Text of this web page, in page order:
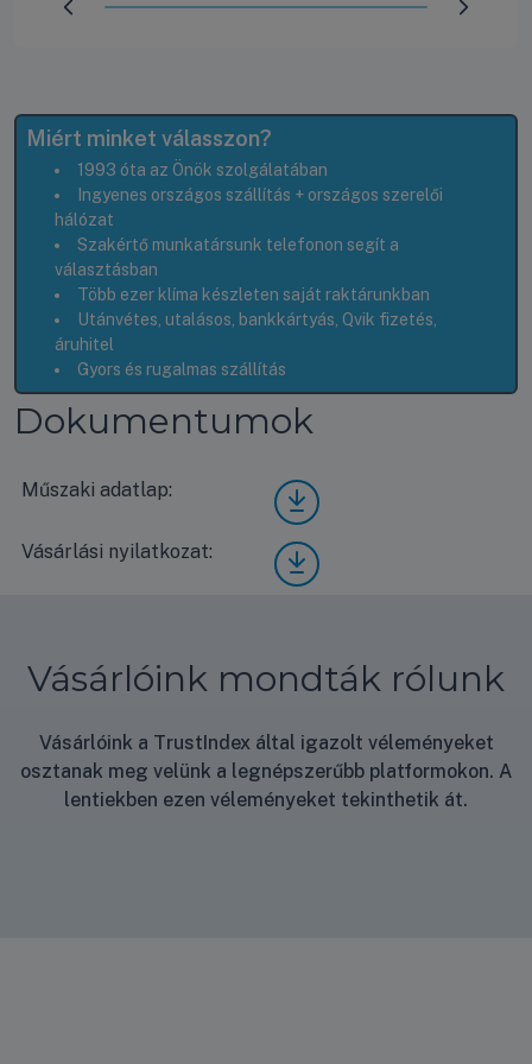
Miért minket válasszon?
1993 óta az Önök szolgálatában
Ingyenes országos szállítás + országos szerelői
hálózat
Szakértő munkatársunk telefonon segít a
választásban
Több ezer klíma készleten saját raktárunkban
Utánvétes, utalásos, bankkártyás, Qvik fizetés,
áruhitel
Gyors és rugalmas szállítás
Dokumentumok
Műszaki adatlap:
Pana
sonic
Aqua
rea
KIT-
műsz
ap
Vásárlási nyilatkozat:
Vásá
rlási
Vásárlóink mondták rólunk
Vásárlóink a TrustIndex által igazolt véleményeket
osztanak meg velünk a legnépszerűbb platformokon. A
lentiekben ezen véleményeket tekinthetik át.